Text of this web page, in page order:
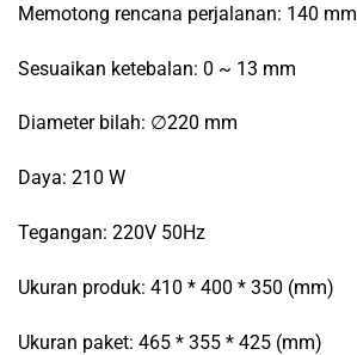
Memotong rencana perjalanan: 140 mm
Sesuaikan ketebalan: 0 ~ 13 mm
Diameter bilah: ∅220 mm
Daya: 210 W
Tegangan: 220V 50Hz
Ukuran produk: 410 * 400 * 350 (mm)
Ukuran paket: 465 * 355 * 425 (mm)